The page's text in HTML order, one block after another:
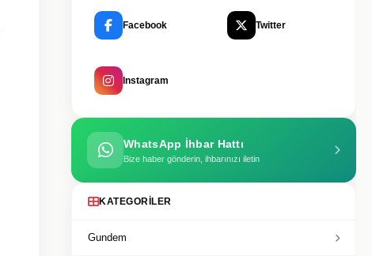
Facebook Twitter
Instagram
WhatsApp İhbar Hattı
Bize haber gönderin, ihbarınızı iletin
KATEGORILER
Gundem